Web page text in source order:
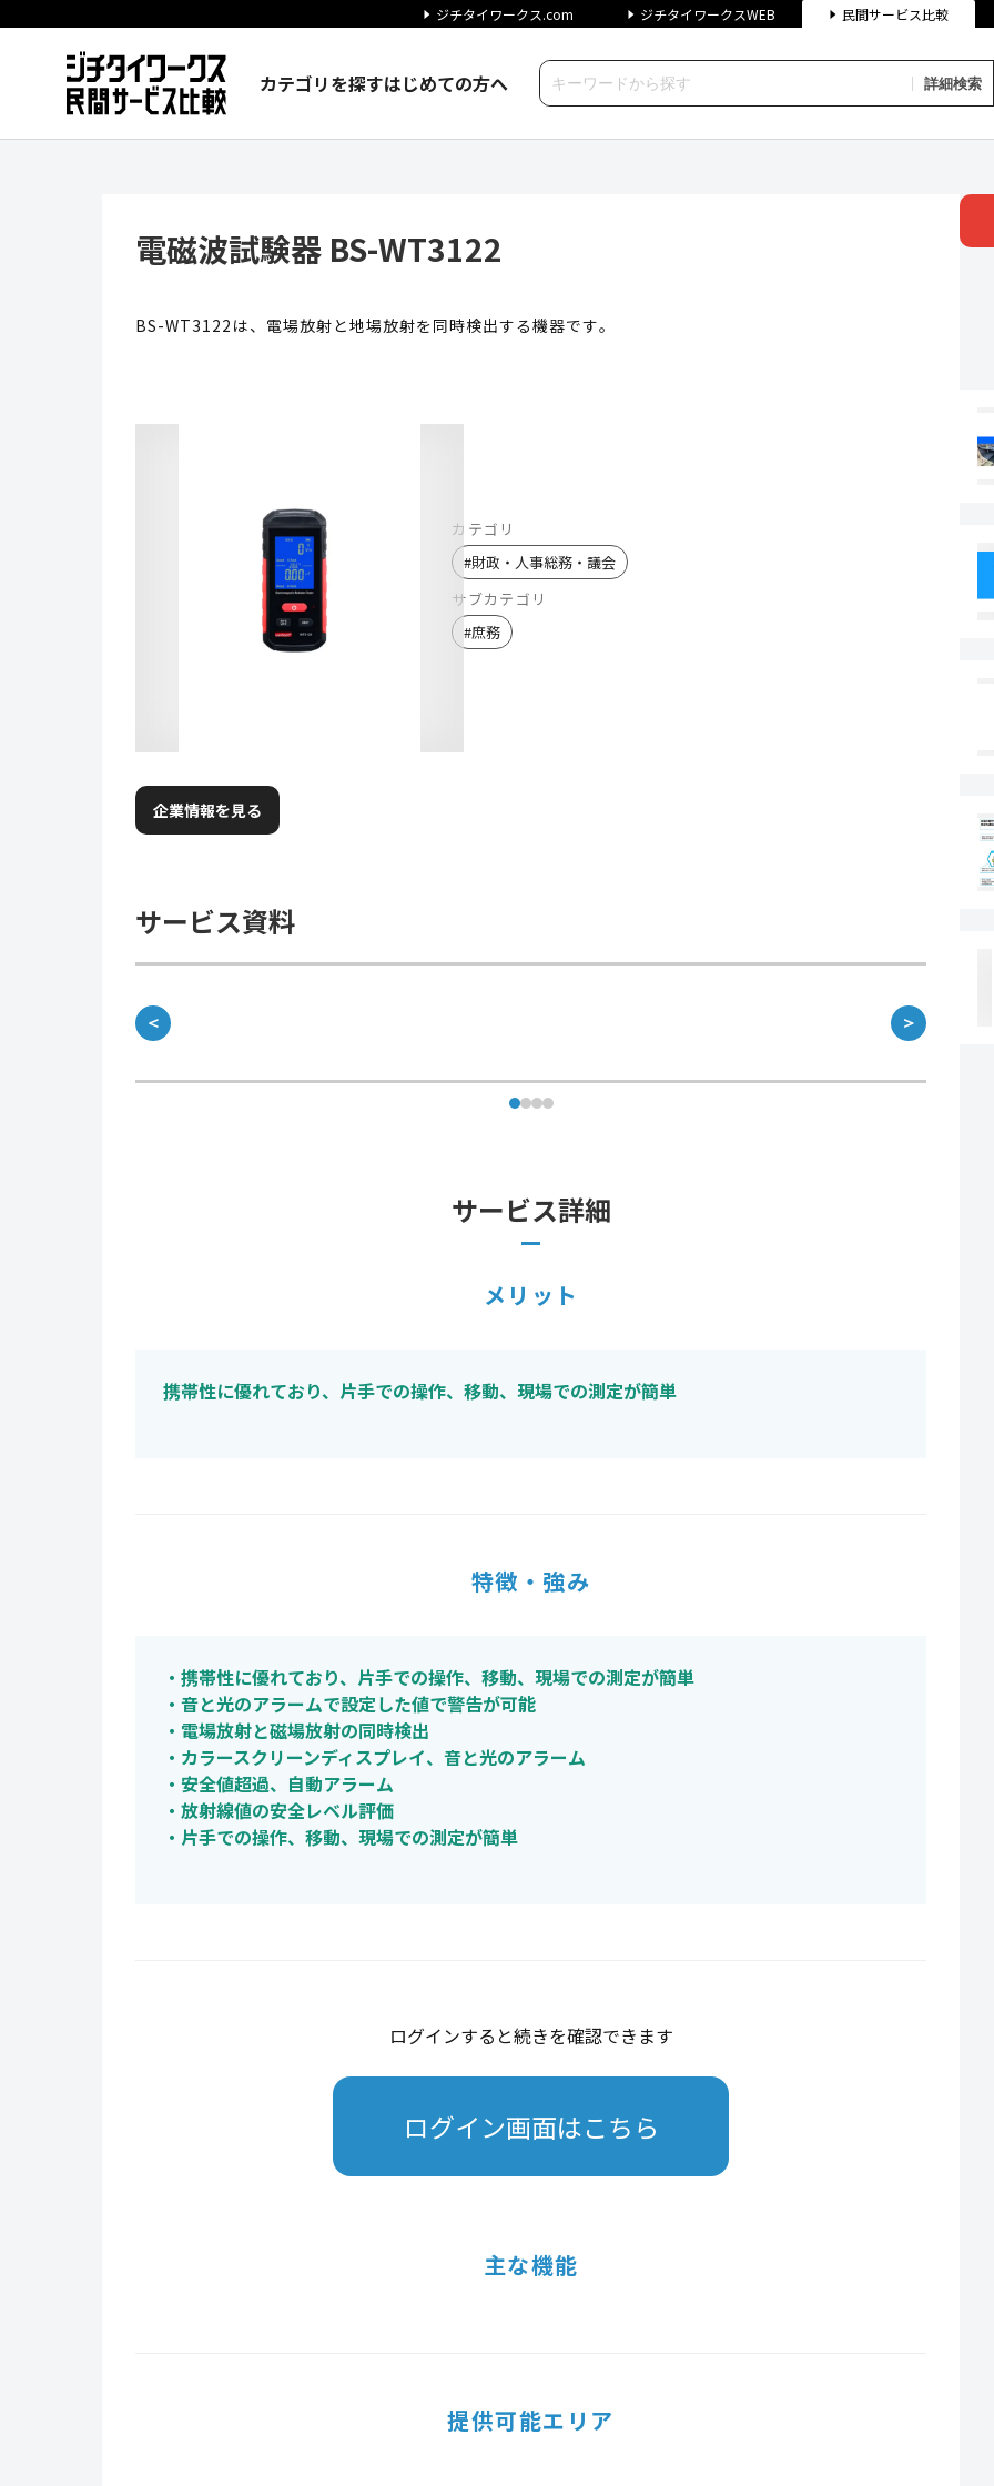
ジチタイワークス.com ジチタイワークスWEB 民間サービス比較
カテゴリを探すはじめての方へ 詳細検索
電磁波試験器 BS-WT3122
BS-WT3122は、電場放射と地場放射を同時検出する機器です。
カテゴリ
#財政・人事総務・議会
サブカテゴリ
#庶務
企業情報を見る
サービス資料
＜ ＞
サービス詳細
メリット
携帯性に優れており、片手での操作、移動、現場での測定が簡単
特徴・強み
・携帯性に優れており、片手での操作、移動、現場での測定が簡単
・音と光のアラームで設定した値で警告が可能
・電場放射と磁場放射の同時検出
・カラースクリーンディスプレイ、音と光のアラーム
・安全値超過、自動アラーム
・放射線値の安全レベル評価
・片手での操作、移動、現場での測定が簡単
ログインすると続きを確認できます
ログイン画面はこちら
主な機能
提供可能エリア